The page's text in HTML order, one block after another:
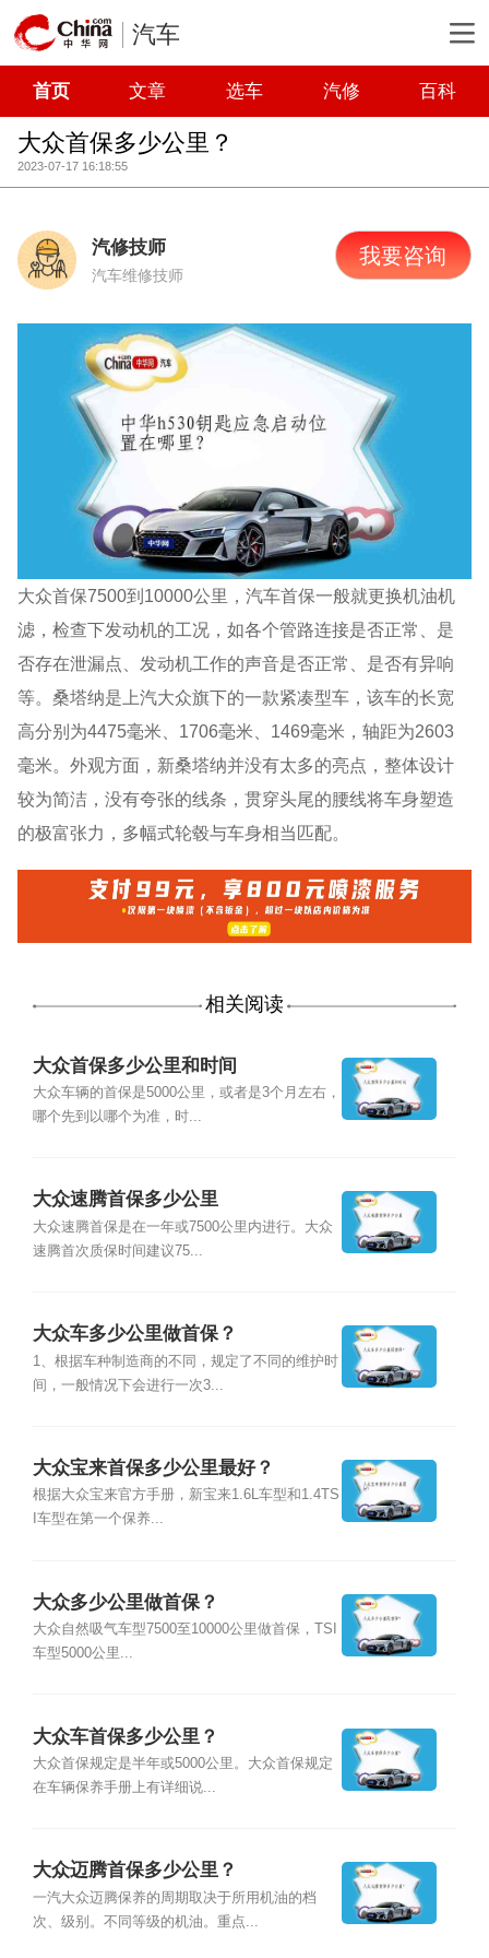
汽车
首页 文章 选车 汽修 百科
大众首保多少公里？
2023-07-17 16:18:55
汽修技师
汽车维修技师
我要咨询
大众首保7500到10000公里，汽车首保一般就更换机油机
滤，检查下发动机的工况，如各个管路连接是否正常、是
否存在泄漏点、发动机工作的声音是否正常、是否有异响
等。桑塔纳是上汽大众旗下的一款紧凑型车，该车的长宽
高分别为4475毫米、1706毫米、1469毫米，轴距为2603
毫米。外观方面，新桑塔纳并没有太多的亮点，整体设计
较为简洁，没有夸张的线条，贯穿头尾的腰线将车身塑造
的极富张力，多幅式轮毂与车身相当匹配。
相关阅读
大众首保多少公里和时间
大众车辆的首保是5000公里，或者是3个月左右，
哪个先到以哪个为准，时...
大众速腾首保多少公里
大众速腾首保是在一年或7500公里内进行。大众
速腾首次质保时间建议75...
大众车多少公里做首保？
1、根据车种制造商的不同，规定了不同的维护时
间，一般情况下会进行一次3...
大众宝来首保多少公里最好？
根据大众宝来官方手册，新宝来1.6L车型和1.4TS
I车型在第一个保养...
大众多少公里做首保？
大众自然吸气车型7500至10000公里做首保，TSI
车型5000公里...
大众车首保多少公里？
大众首保规定是半年或5000公里。大众首保规定
在车辆保养手册上有详细说...
大众迈腾首保多少公里？
一汽大众迈腾保养的周期取决于所用机油的档
次、级别。不同等级的机油。重点...